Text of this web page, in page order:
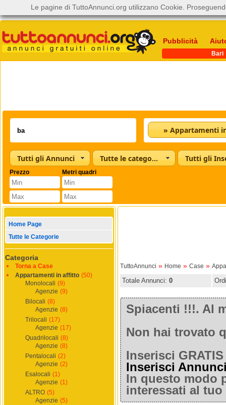
Pubblicità
Bari
Tutti gli Annunci Tutte le categorie Tutti gli
Prezzo Metri quadri
Home Page
Tutte le Categorie
Categoria
Torna a Case
Appartamenti in affitto (50)
Monolocali (9)
Agenzie (9)
Bilocali (8)
Agenzie (8)
Trilocali (17)
Agenzie (17)
Quadrilocali (8)
Agenzie (8)
Pentalocali (2)
Agenzie (2)
Esalocali (1)
Agenzie (1)
ALTRO (5)
Agenzie (5)
TuttoAnnunci » Home » Case »
Totale Annunci: 0
Spiacenti !!!. Al
Non hai trovato
Inserisci
Inserisci
In questo modo
interessati al
Le pagine di TuttoAnnunci.org utilizzano Cookie.